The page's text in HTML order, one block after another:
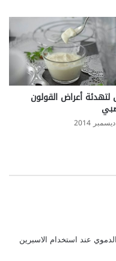
أعراض القولون
عند استخدام الاسبرين